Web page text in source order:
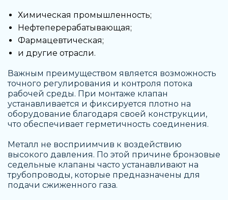
Химическая промышленность;
Нефтеперерабатывающая;
Фармацевтическая;
и другие отрасли.
Важным преимуществом является возможность
точного регулирования и контроля потока
рабочей среды. При монтаже клапан
устанавливается и фиксируется плотно на
оборудование благодаря своей конструкции,
что обеспечивает герметичность соединения.
Металл не восприимчив к воздействию
высокого давления. По этой причине бронзовые
седельные клапаны часто устанавливают на
трубопроводы, которые предназначены для
подачи сжиженного газа.